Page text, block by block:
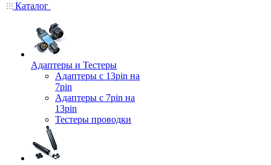
Каталог
Адаптеры и Тестеры
Адаптеры с 13pin на
7pin
Адаптеры с 7pin на
13pin
Тестеры проводки